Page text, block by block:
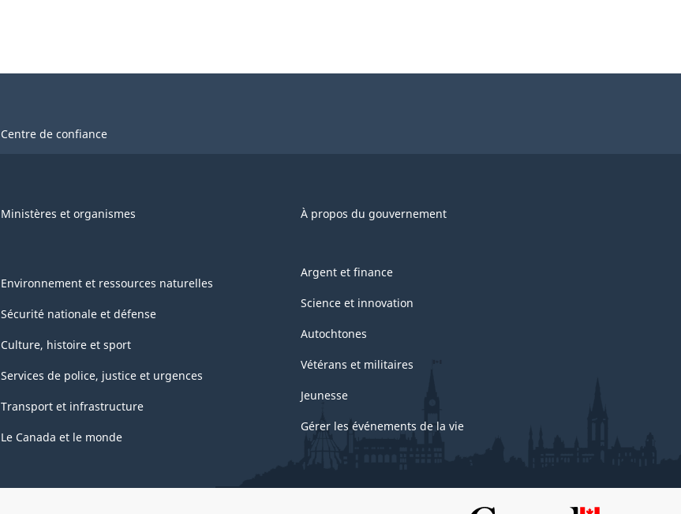
Centre de confiance
Ministères et organismes À propos du gouvernement
Environnement et ressources naturelles
Sécurité nationale et défense
Culture, histoire et sport
Services de police, justice et urgences
Transport et infrastructure
Le Canada et le monde
Argent et finance
Science et innovation
Autochtones
Vétérans et militaires
Jeunesse
Gérer les événements de la vie